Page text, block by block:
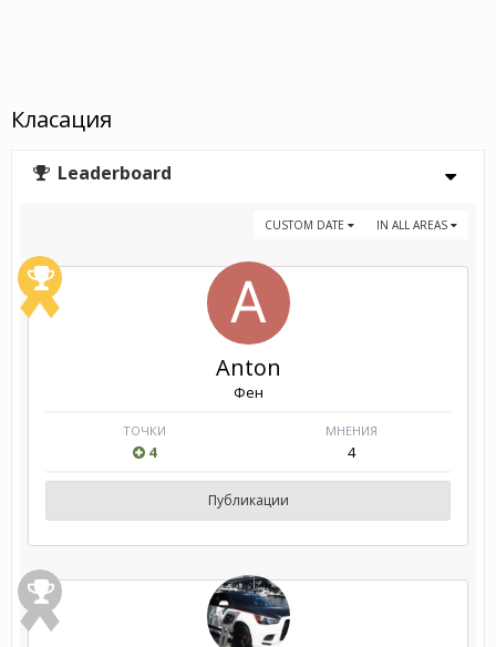
Класация
Leaderboard
IN ALL AREAS
CUSTOM DATE
Anton
Фен
ТОЧКИ
4
МНЕНИЯ
4
Публикации